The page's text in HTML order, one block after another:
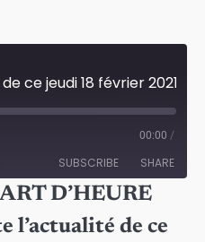
ce jeudi 18 février 2021
00:00 /
SUBSCRIBE SHARE
D’HEURE
l’actualité de ce